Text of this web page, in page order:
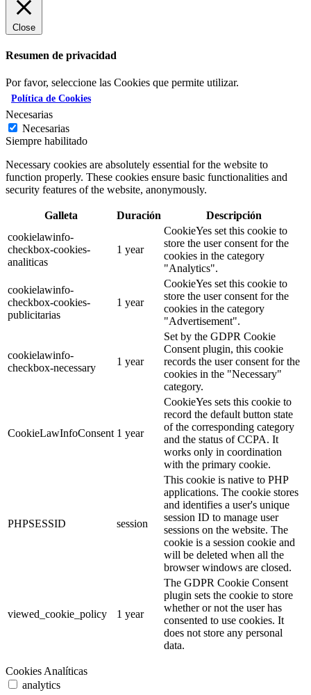
Close
Resumen de privacidad
Por favor, seleccione las Cookies que permite utilizar.
Política de Cookies
Necesarias
Necesarias
Siempre habilitado
Necessary cookies are absolutely essential for the website to
function properly. These cookies ensure basic functionalities and
security features of the website, anonymously.
Galleta Duración
Descripción
cookielawinfo-
checkbox-cookies-
analiticas
1 year
CookieYes set this cookie to
store the user consent for the
cookies in the category
"Analytics".
cookielawinfo-
checkbox-cookies-
publicitarias
1 year
CookieYes set this cookie to
store the user consent for the
cookies in the category
"Advertisement".
cookielawinfo-
checkbox-necessary
1 year
Set by the GDPR Cookie
Consent plugin, this cookie
records the user consent for the
cookies in the "Necessary"
category.
CookieLawInfoConsent 1 year
CookieYes sets this cookie to
record the default button state
of the corresponding category
and the status of CCPA. It
works only in coordination
with the primary cookie.
PHPSESSID session
This cookie is native to PHP
applications. The cookie stores
and identifies a user's unique
session ID to manage user
sessions on the website. The
cookie is a session cookie and
will be deleted when all the
browser windows are closed.
viewed_cookie_policy 1 year
The GDPR Cookie Consent
plugin sets the cookie to store
whether or not the user has
consented to use cookies. It
does not store any personal
data.
Cookies Analíticas
analytics